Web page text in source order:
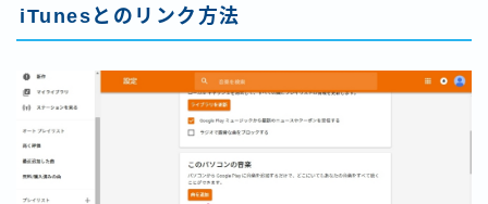
iTunes とのリンク方法